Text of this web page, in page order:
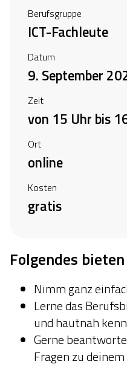
Berufsgruppe
ICT-Fachleute
Datum
9. September
Zeit
von 15 Uhr bis
Ort
online
Kosten
gratis
Folgendes
Nimm ganz
Lerne das
und hautnah
Gerne
Fragen zu